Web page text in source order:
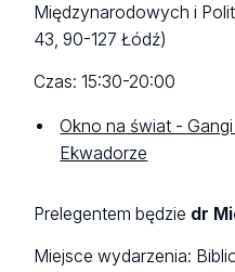
Międzynarodowych i
43, 90-127 Łódź)
Czas: 15:30-20:00
Okno na świat -
Ekwadorze
Prelegentem będzie dr
Miejsce wydarzenia: